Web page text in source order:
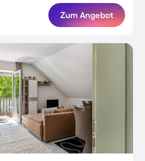
Zum Angebot